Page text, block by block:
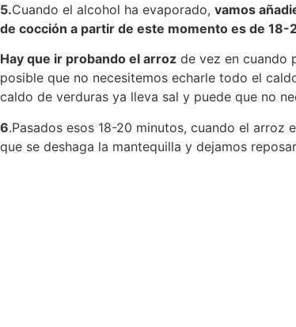
5.Cuando el alcohol ha evaporado, vamos
de cocción a partir de este momento es de 18-
Hay que ir probando el arroz de vez en cuando
posible que no necesitemos echarle todo el
caldo de verduras ya lleva sal y puede que no
6.Pasados esos 18-20 minutos, cuando el arroz
que se deshaga la mantequilla y dejamos